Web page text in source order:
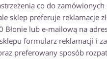
co do
sklep preferuje reklamacje
lub e-mailową na
formularz reklamacji i
preferowany sposób